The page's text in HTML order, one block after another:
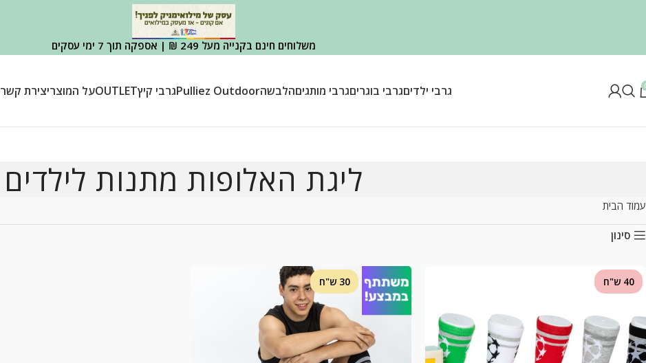
משלוחים חינם בקנייה מעל 249 ₪ | אספקה תוך 7 ימי עסקים
גרבי ילדיםגרבי בוגריםגרבי מותגיםהלבשהPulliez Outdoorגרבי קיץOUTLETעל המוצריצירת קשר
ליגת האלופות מתנות לילדים
עמוד הבית
סינון
40 ש"ח 30 ש"ח